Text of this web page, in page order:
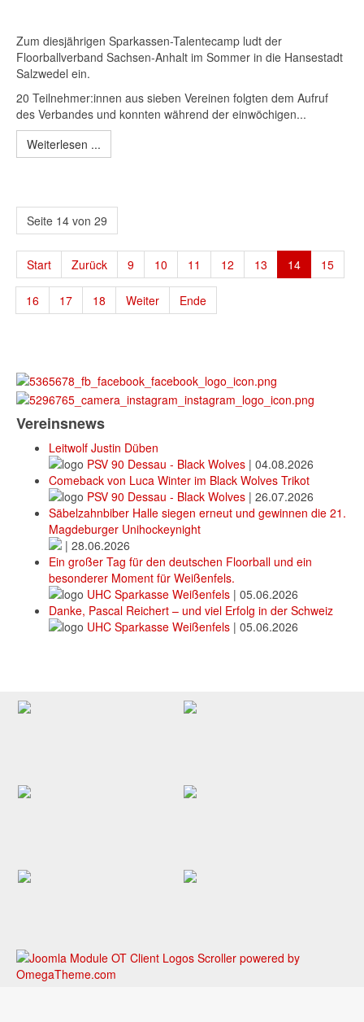
Zum diesjährigen Sparkassen-Talentecamp ludt der
Floorballverband Sachsen-Anhalt im Sommer in die Hansestadt
Salzwedel ein.
20 Teilnehmer:innen aus sieben Vereinen folgten dem Aufruf
des Verbandes und konnten während der einwöchigen...
Weiterlesen ...
Seite 14 von 29
Start Zurück 9 10 11 12 13 14 15
16 17 18 Weiter Ende
Vereinsnews
Leitwolf Justin Düben
PSV 90 Dessau - Black Wolves | 04.08.2026
Comeback von Luca Winter im Black Wolves Trikot
PSV 90 Dessau - Black Wolves | 26.07.2026
Säbelzahnbiber Halle siegen erneut und gewinnen die 21.
Magdeburger Unihockeynight
| 28.06.2026
Ein großer Tag für den deutschen Floorball und ein
besonderer Moment für Weißenfels.
UHC Sparkasse Weißenfels | 05.06.2026
Danke, Pascal Reichert – und viel Erfolg in der Schweiz
UHC Sparkasse Weißenfels | 05.06.2026